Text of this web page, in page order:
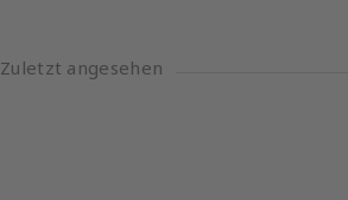
Zuletzt angesehen